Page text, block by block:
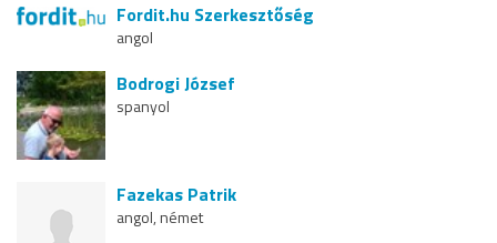
Fordit.hu Szerkesztőség
angol
Bodrogi József
spanyol
Fazekas Patrik
angol, német